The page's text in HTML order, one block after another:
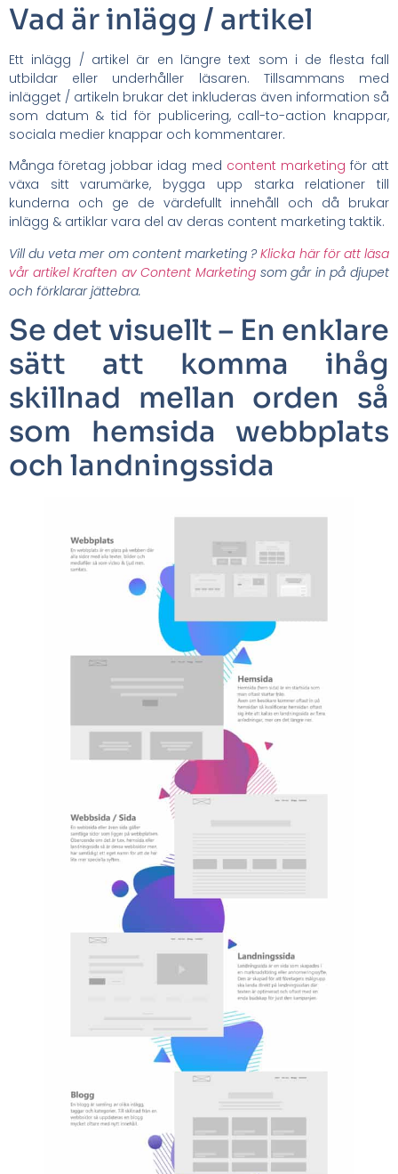
Vad är inlägg / artikel
Ett inlägg / artikel är en längre text som i de flesta fall
utbildar eller underhåller läsaren. Tillsammans med
inlägget / artikeln brukar det inkluderas även information så
som datum & tid för publicering, call-to-action knappar,
sociala medier knappar och kommentarer.
Många företag jobbar idag med content marketing för att
växa sitt varumärke, bygga upp starka relationer till
kunderna och ge de värdefullt innehåll och då brukar
inlägg & artiklar vara del av deras content marketing taktik.
Vill du veta mer om content marketing ?Klicka här för att läsa
vår artikel Kraften av Content Marketing som går in på djupet
och förklarar jättebra.
Se det visuellt – En enklare
sätt att komma ihåg
skillnad mellan orden så
som hemsida webbplats
och landningssida